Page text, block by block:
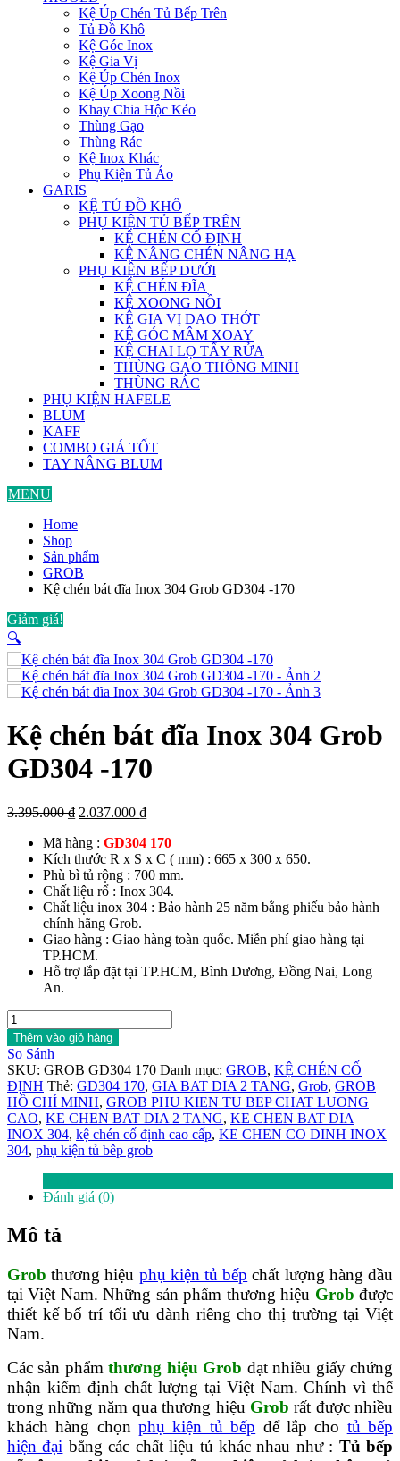
Kệ Úp Chén Tủ Bếp Trên
Tủ Đồ Khô
Kệ Góc Inox
Kệ Gia Vị
Kệ Úp Chén Inox
Kệ Úp Xoong Nồi
Khay Chia Hộc Kéo
Thùng Gạo
Thùng Rác
Kệ Inox Khác
Phụ Kiện Tủ Áo
GARIS
KỆ TỦ ĐỒ KHÔ
PHỤ KIỆN TỦ BẾP TRÊN
KỆ CHÉN CỐ ĐỊNH
KỆ NÂNG CHÉN NÂNG HẠ
PHỤ KIỆN BẾP DƯỚI
KỆ CHÉN ĐĨA
KỆ XOONG NỒI
KỆ GIA VỊ DAO THỚT
KỆ GÓC MÂM XOAY
KỆ CHAI LỌ TẨY RỬA
THÙNG GẠO THÔNG MINH
THÙNG RÁC
PHỤ KIỆN HAFELE
BLUM
KAFF
COMBO GIÁ TỐT
TAY NÂNG BLUM
MENU
Home
Shop
Sản phẩm
GROB
Kệ chén bát đĩa Inox 304 Grob GD304 -170
Giảm giá!
🔍
Kệ chén bát đĩa Inox 304 Grob
GD304 -170
3.395.000₫ Giá
là:
3.395.000 ₫.
2.037.000 ₫Giá
tại
là:
2.037.000 ₫.
Mã hàng : GD304 170
Kích thước R x S x C ( mm) : 665 x 300 x 650.
Phù bì tủ rộng : 700 mm.
Chất liệu rổ : Inox 304.
Chất liệu inox 304 : Bảo hành 25 năm bằng phiếu bảo hành
chính hãng Grob.
Giao hàng : Giao hàng toàn quốc. Miễn phí giao hàng tại
TP.HCM.
Hỗ trợ lắp đặt tại TP.HCM, Bình Dương, Đồng Nai, Long
An.
Kệ
chén
bát
đĩa
Inox
304
Grob
GD304
-170
số
Thêm vào giỏ hàng
So Sánh
SKU: GROB GD304 170 Danh mục: GROB, KỆ CHÉN CỐ
ĐỊNH Thẻ: GD304 170, GIA BAT DIA 2 TANG, Grob, GROB
HỒ CHÍ MINH, GROB PHU KIEN TU BEP CHAT LUONG
CAO, KE CHEN BAT DIA 2 TANG, KE CHEN BAT DIA
INOX 304, kệ chén cố định cao cấp, KE CHEN CO DINH INOX
304, phụ kiện tủ bêp grob
Đánh giá (0)
Mô tả
Grob thương hiệu phụ kiện tủ bếp chất lượng hàng đầu
tại Việt Nam. Những sản phẩm thương hiệu Grob được
thiết kế bố trí tối ưu dành riêng cho thị trường tại Việt
Nam.
Các sản phẩmthương hiệu Grob đạt nhiều giấy chứng
nhận kiểm định chất lượng tại Việt Nam. Chính vì thế
trong những năm qua thương hiệu Grob rất được nhiều
khách hàng chọnphụ kiện tủ bếp để lắp cho tủ bếp
hiện đại bằng các chất liệu tủ khác nhau như : Tủ bếp